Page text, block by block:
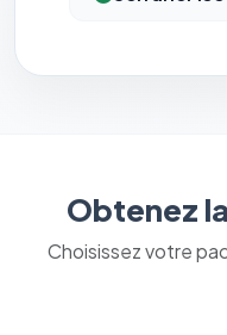
Obtenez
Choisissez votre
Cookies essentiels
Nécessaires au
mémorisation de vos
peuvent pas être